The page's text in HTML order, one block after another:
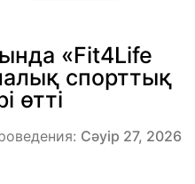
«Fit4Life
спорттық
өтті
Сәуір 27, 2026